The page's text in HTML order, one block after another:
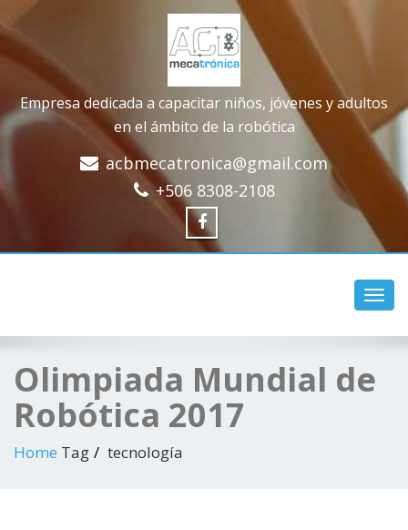
Empresa dedicada a capacitar niños, jóvenes y adultos
en el ámbito de la robótica
acbmecatronica@gmail.com
+506 8308-2108
Olimpiada Mundial de
Robótica 2017
Home Tag tecnología